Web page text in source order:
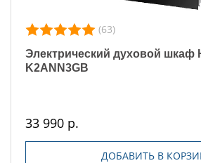
(63)
Электрический духовой шкаф
K2ANN3GB
33 990 р.
ДОБАВИТЬ В